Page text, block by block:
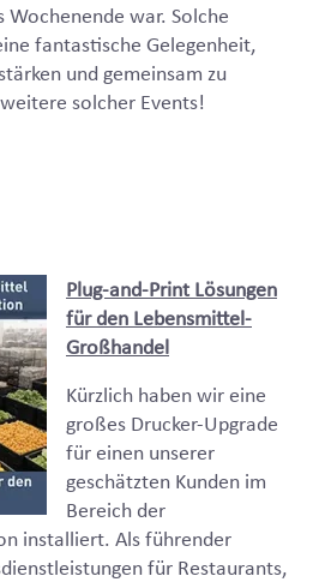
war. Solche
fantastische Gelegenheit,
und gemeinsam zu
solcher Events!
Plug-and-Print Lösungen
für den Lebensmittel-
Großhandel
Kürzlich haben wir eine
großes Drucker-Upgrade
für einen unserer
geschätzten Kunden im
Bereich der
installiert. Als führender
für Restaurants,